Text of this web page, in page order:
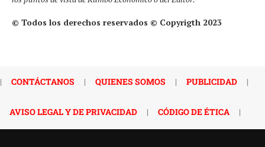
© Todos los derechos reservados © Copyrigth 2023
| CONTÁCTANOS | QUIENES SOMOS | PUBLICIDAD |
AVISO LEGAL Y DE PRIVACIDAD | CÓDIGO DE ÉTICA |